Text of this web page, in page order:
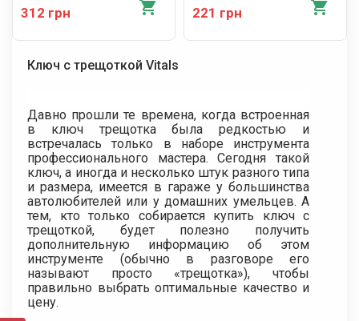
312 грн 221 грн
Ключ с трещоткой Vitals
Давно прошли те времена, когда встроенная
в ключ трещотка была редкостью и
встречалась только в наборе инструмента
профессионального мастера. Сегодня такой
ключ, а иногда и несколько штук разного типа
и размера, имеется в гараже у большинства
автолюбителей или у домашних умельцев. А
тем, кто только собирается купить ключ с
трещоткой, будет полезно получить
дополнительную информацию об этом
инструменте (обычно в разговоре его
называют просто «трещотка»), чтобы
правильно выбрать оптимальные качество и
цену.